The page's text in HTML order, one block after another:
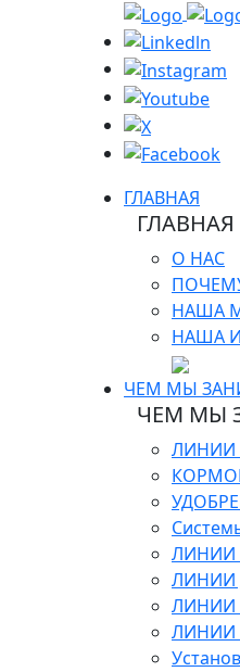
ГЛАВНАЯ
ГЛАВНАЯ
О НАС
ПОЧЕМУ
НАША
НАША
ЧЕМ МЫ
ЧЕМ МЫ
ЛИНИИ
ЛИНИИ
ЛИНИИ
ЛИНИИ